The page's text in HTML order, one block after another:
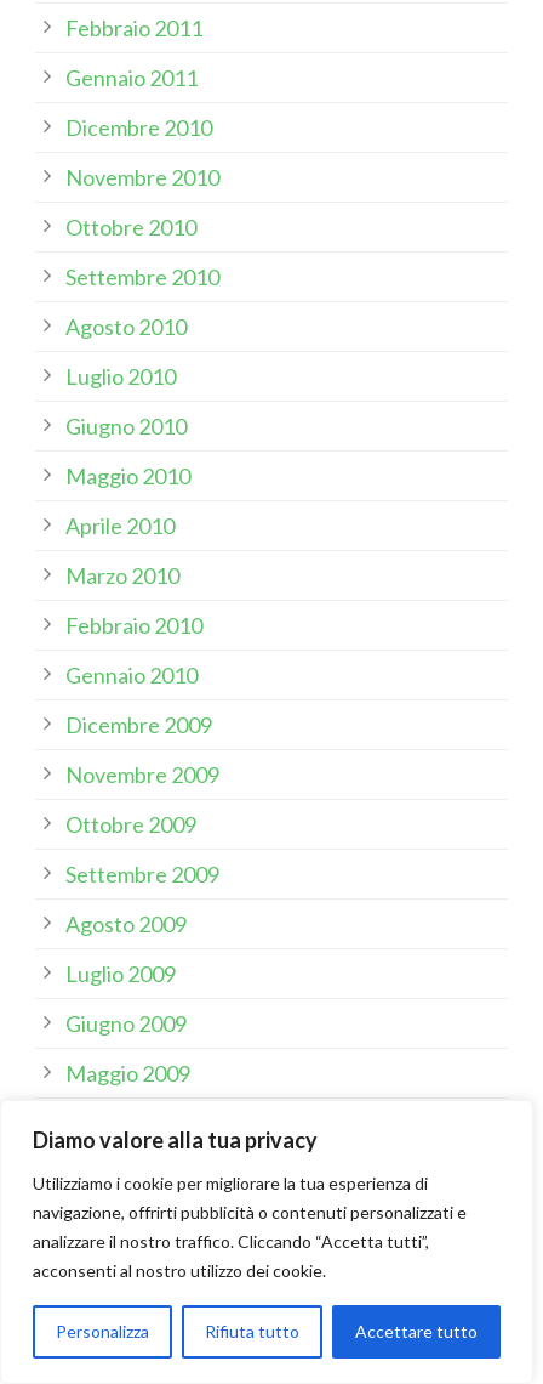
Diamo valore alla tua privacy
Utilizziamo i cookie per migliorare la tua esperienza di
navigazione, offrirti pubblicità o contenuti personalizzati e
analizzare il nostro traffico. Cliccando “Accetta tutti”,
acconsenti al nostro utilizzo dei cookie.
Personalizza Rifiuta tutto Accettare tutto
Febbraio 2011
Gennaio 2011
Dicembre 2010
Novembre 2010
Ottobre 2010
Settembre 2010
Agosto 2010
Luglio 2010
Giugno 2010
Maggio 2010
Aprile 2010
Marzo 2010
Febbraio 2010
Gennaio 2010
Dicembre 2009
Novembre 2009
Ottobre 2009
Settembre 2009
Agosto 2009
Luglio 2009
Giugno 2009
Maggio 2009
Marzo 2009
Febbraio 2009
Gennaio 2009
Dicembre 2008